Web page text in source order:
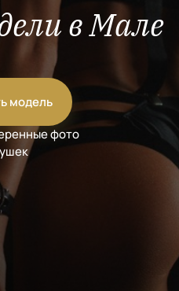
в Мале
модель
фото